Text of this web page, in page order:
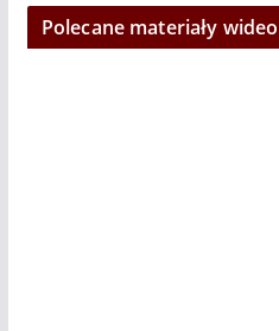
Polecane materiały